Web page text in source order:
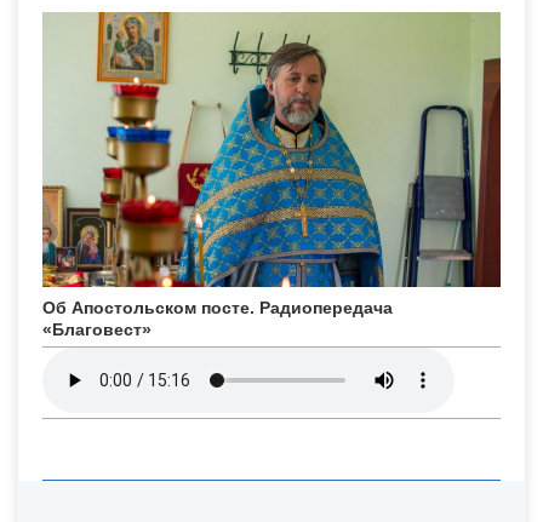
Об Апостольском посте. Радиопередача
«Благовест»